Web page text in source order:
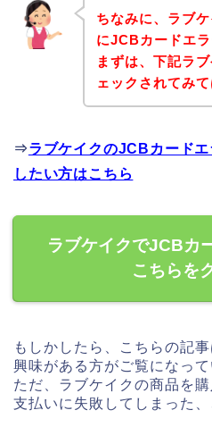
ちなみに、ラブ
にJCBカードエラ
まずは、下記ラ
ェックされてみ
⇒ラブケイクのJCBカード
したい方はこちら
ラブケイクでJCBカ
こちらを
もしかしたら、こちらの記
興味がある方がご覧になっ
ただ、ラブケイクの商品を
支払いに失敗してしまった、